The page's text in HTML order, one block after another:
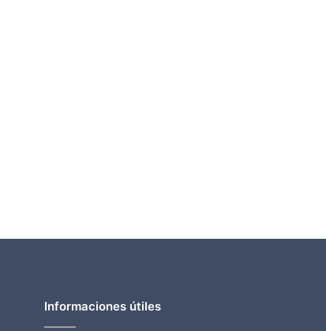
Informaciones útiles